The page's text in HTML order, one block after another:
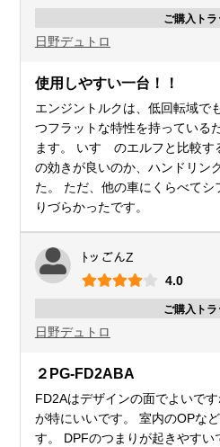
ご購入トラ
日野デュトロ
使用しやすい一台！！
エンジントルクは、低回転域で
つフラットな特性を持っている
ます。 いすゞのエルフと比較すると、パワーステアリング
の効きが良いのか、ハンドリン
た。 ただ、他の車にくらべて
りづらかったです。
ﾄッごんZ
4.0
ご購入トラ
日野デュトロ
２PG-FD2ABA
FD2Aはデザインの面でよいで
が特にいいです。 室内のOPな
す。 DPFのつまりが起きやすい